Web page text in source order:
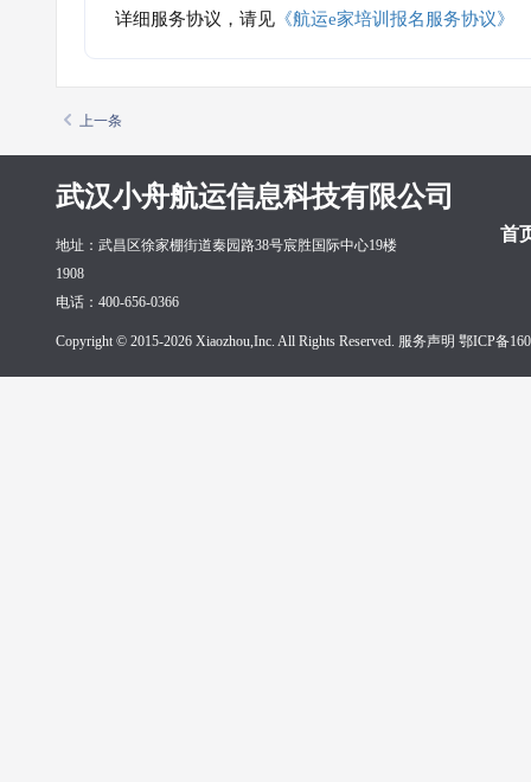
详细服务协议，请见 《航运e家培训报名服务协议》
上一条
武汉小舟航运信息科技有限公司
首
地址：武昌区徐家棚街道秦园路38号宸胜国际中心19楼
1908
电话：400-656-0366
Copyright © 2015-2026 Xiaozhou,Inc. All Rights Reserved. 服务声明 鄂ICP备